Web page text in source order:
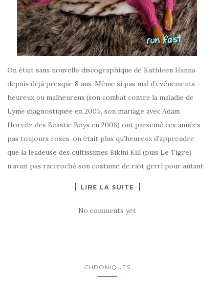
On était sans nouvelle discographique de Kathleen Hanna
depuis déjà presque 8 ans. Même si pas mal d’événements
heureux ou malheureux (son combat contre la maladie de
Lyme diagnostiquée en 2005, son mariage avec Adam
Horvitz des Beastie Boys en 2006) ont parsemé ces années
pas toujours roses, on était plus qu’heureux d’apprendre
que la leadeuse des cultissimes Bikini Kill (puis Le Tigre)
n’avait pas raccroché son costume de riot grrrl pour autant.
LIRE LA SUITE
No comments yet
CHRONIQUES